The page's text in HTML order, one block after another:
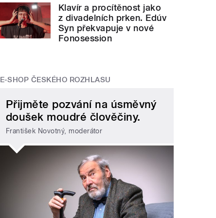
Klavír a procítěnost jako
z divadelních prken. Edúv
Syn překvapuje v nové
Fonosession
E-SHOP ČESKÉHO ROZHLASU
Přijměte pozvání na úsměvný
doušek moudré člověčiny.
František Novotný, moderátor